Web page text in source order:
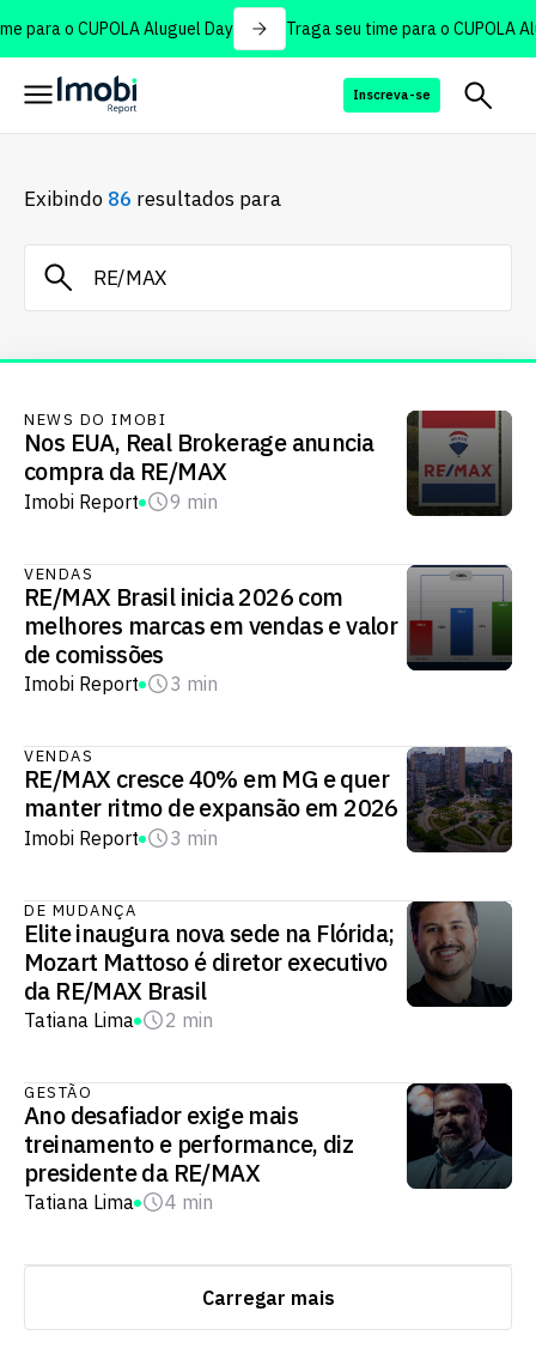
para o CUPOLA Aluguel Day Traga seu time para o CUPOLA
Inscreva-se
Exibindo 86 resultados para
NEWS DO IMOBI
Nos EUA, Real Brokerage anuncia
compra da RE/MAX
Imobi Report 9 min
VENDAS
RE/MAX Brasil inicia 2026 com
melhores marcas em vendas e valor
de comissões
Imobi Report 3 min
VENDAS
RE/MAX cresce 40% em MG e quer
manter ritmo de expansão em 2026
Imobi Report 3 min
DE MUDANÇA
Elite inaugura nova sede na Flórida;
Mozart Mattoso é diretor executivo
da RE/MAX Brasil
Tatiana Lima 2 min
GESTÃO
Ano desafiador exige mais
treinamento e performance, diz
presidente da RE/MAX
Tatiana Lima 4 min
Carregar mais